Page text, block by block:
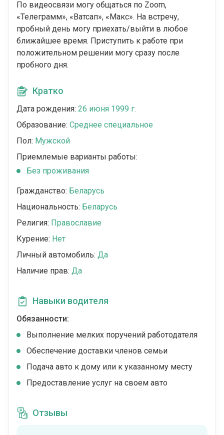
По видеосвязи могу общаться по Zoom,
«Телеграмм», «Ватсап», «Макс». На встречу,
пробный день могу приехать/выйти в любое
ближайшее время. Приступить к работе при
положительном решении могу сразу после
пробного дня.
Кратко
Дата рождения: 26 июня 1999 г.
Образование: Среднее специальное
Пол: Мужской
Приемлемые варианты работы:
Без проживания
Гражданство: Беларусь
Национальность: Беларусь
Религия: Православие
Курение: Нет
Личный автомобиль: Да
Наличие прав: Да
Навыки водителя
Обязанности:
Выполнение мелких поручений работодателя
Обеспечение доставки членов семьи
Подача авто к дому или к указанному месту
Предоставление услуг на своем авто
Отзывы